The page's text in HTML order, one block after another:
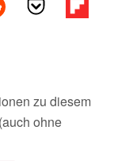
zu diesem
ohne